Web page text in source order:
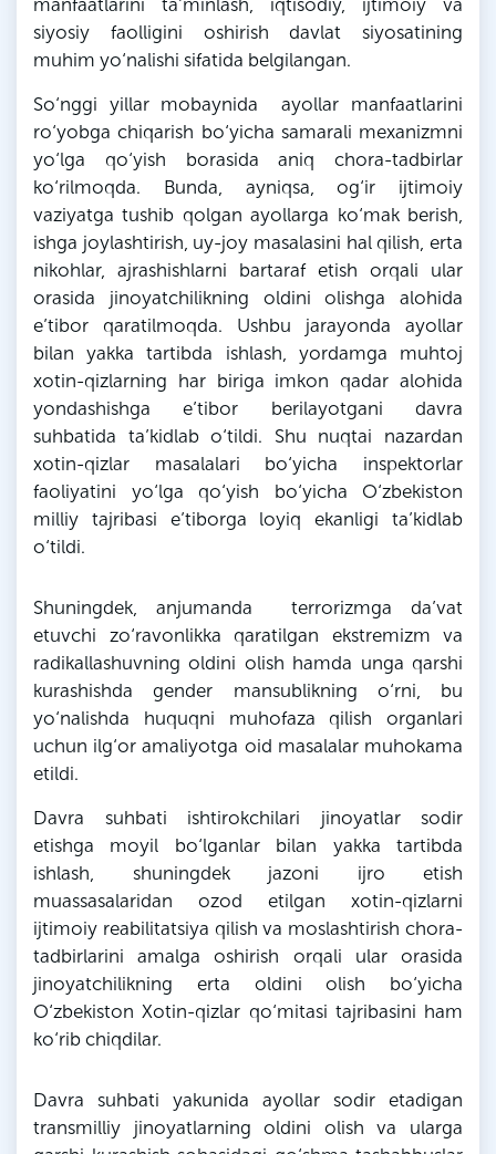
siyosiy faolligini oshirish davlat siyosatining
muhim yo‘nalishi sifatida belgilangan.
So‘nggi yillar mobaynida ayollar manfaatlarini
ro‘yobga chiqarish bo‘yicha samarali mexanizmni
yo‘lga qo‘yish borasida aniq chora-tadbirlar
ko‘rilmoqda. Bunda, ayniqsa, og‘ir ijtimoiy
vaziyatga tushib qolgan ayollarga ko‘mak berish,
ishga joylashtirish, uy-joy masalasini hal qilish, erta
nikohlar, ajrashishlarni bartaraf etish orqali ular
orasida jinoyatchilikning oldini olishga alohida
e’tibor qaratilmoqda. Ushbu jarayonda ayollar
bilan yakka tartibda ishlash, yordamga muhtoj
xotin-qizlarning har biriga imkon qadar alohida
yondashishga e’tibor berilayotgani davra
suhbatida ta’kidlab o‘tildi. Shu nuqtai nazardan
xotin-qizlar masalalari bo‘yicha inspektorlar
faoliyatini yo‘lga qo‘yish bo‘yicha O‘zbekiston
milliy tajribasi e’tiborga loyiq ekanligi ta’kidlab
o‘tildi.
Shuningdek, anjumanda terrorizmga da’vat
etuvchi zo‘ravonlikka qaratilgan ekstremizm va
radikallashuvning oldini olish hamda unga qarshi
kurashishda gender mansublikning o‘rni, bu
yo‘nalishda huquqni muhofaza qilish organlari
uchun ilg‘or amaliyotga oid masalalar muhokama
etildi.
Davra suhbati ishtirokchilari jinoyatlar sodir
etishga moyil bo‘lganlar bilan yakka tartibda
ishlash, shuningdek jazoni ijro etish
muassasalaridan ozod etilgan xotin-qizlarni
ijtimoiy reabilitatsiya qilish va moslashtirish chora-
tadbirlarini amalga oshirish orqali ular orasida
jinoyatchilikning erta oldini olish bo‘yicha
O‘zbekiston Xotin-qizlar qo‘mitasi tajribasini ham
ko‘rib chiqdilar.
Davra suhbati yakunida ayollar sodir etadigan
transmilliy jinoyatlarning oldini olish va ularga